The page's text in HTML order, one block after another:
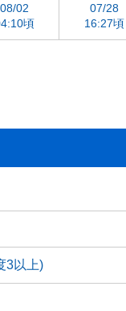
08/02
頃
07/28
16:27頃
3以上)